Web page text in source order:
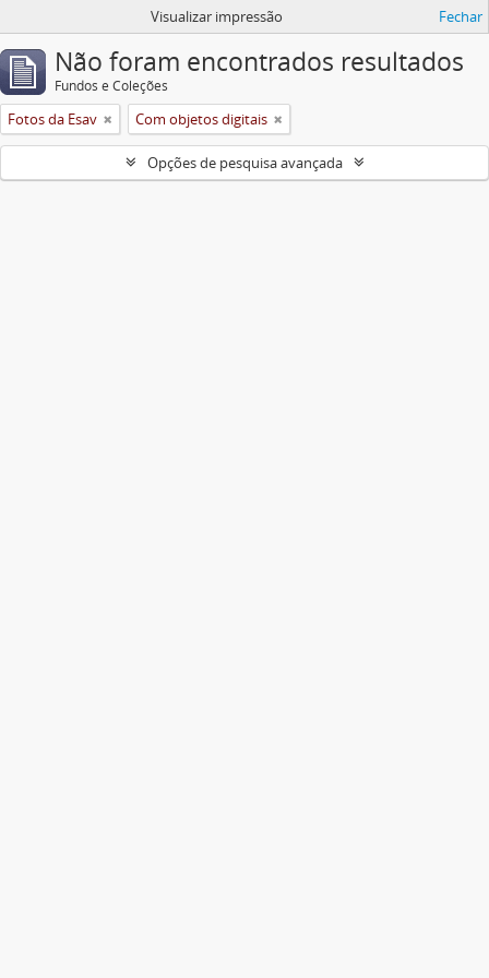
Visualizar impressão Fechar
Não foram encontrados resultados
Fundos e Coleções
Fotos da Esav Com objetos digitais
Opções de pesquisa avançada